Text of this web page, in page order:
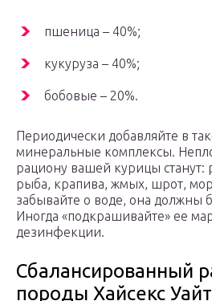
пшеница – 40%;
кукуруза – 40%;
бобовые – 20%.
Периодически добавляйте в
минеральные комплексы.
рациону вашей курицы станут:
рыба, крапива, жмых, шрот,
забывайте о воде, она должны
Иногда «подкрашивайте» ее
дезинфекции.
Сбалансированный
породы Хайсекс Уайт